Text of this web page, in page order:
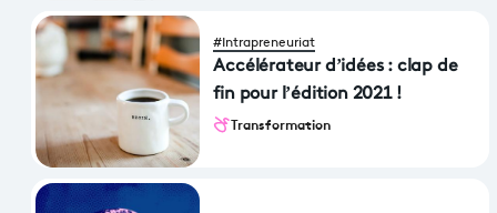
#Intrapreneuriat
Accélérateur d’idées : clap de
fin pour l’édition 2021 !
Transformation